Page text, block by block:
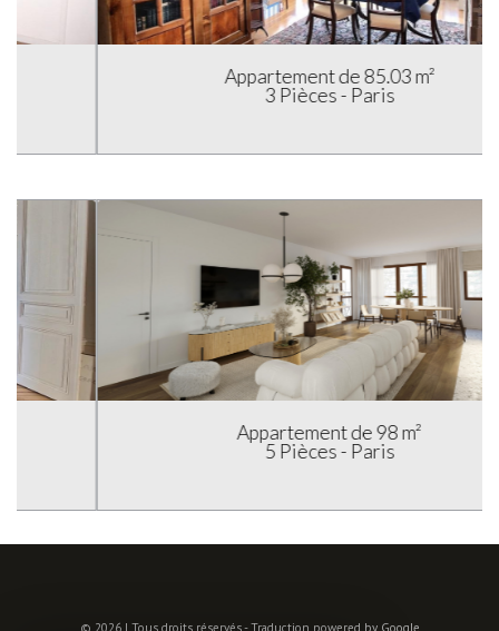
Appartement de 85.03 m²
3 Pièces - Paris
Appartement de 98 m²
5 Pièces - Paris
© 2026 | Tous droits réservés - Traduction powered by Google